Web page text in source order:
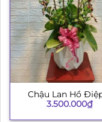
Chậu Lan Hồ
3.500.000₫